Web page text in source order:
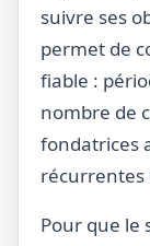
suivre ses
permet de
fiable :
nombre de
fondatrices
récurrentes
Pour que le